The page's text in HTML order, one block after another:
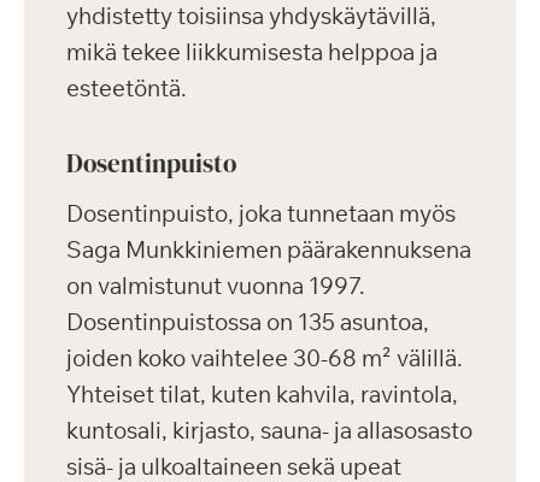
yhdistetty toisiinsa yhdyskäytävillä,
mikä tekee liikkumisesta helppoa ja
esteetöntä.
Dosentinpuisto
Dosentinpuisto, joka tunnetaan myös
Saga Munkkiniemen päärakennuksena
on valmistunut vuonna 1997.
Dosentinpuistossa on 135 asuntoa,
joiden koko vaihtelee 30-68 m² välillä.
Yhteiset tilat, kuten kahvila, ravintola,
kuntosali, kirjasto, sauna- ja allasosasto
sisä- ja ulkoaltaineen sekä upeat